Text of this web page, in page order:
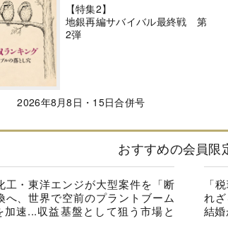
【特集2】
地銀再編サバイバル最終戦 第
2弾
2026年8月8日・15日合併号
おすすめの会員限
工・東洋エンジが大型案件を「断
へ、世界で空前のプラントブーム
加速...収益基盤として狙う市場と
「
れ
結